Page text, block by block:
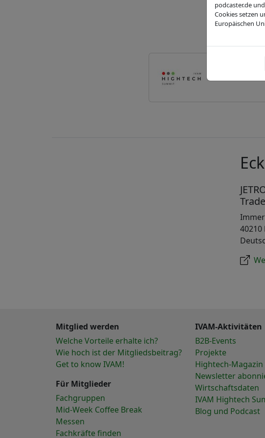
Mitglied werden
Welche Vorteile erhalte ich?
Wie hoch ist der Mitgliedsbeitrag?
Get to know IVAM!
Für Mitglieder
Fachgruppen
Mid-Week Coffee Break
Messen
Fachkräfte finden
IVAM-Aktivitäten
B2B-Events
Projekte
Hightech-Magazin
Newsletter
Wirtschaftsdaten
IVAM Hightech
Blog und Podcast
podcaster.de
Cookies setzen
Europäischen